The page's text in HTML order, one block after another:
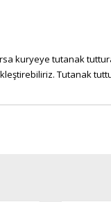
kuryeye tutanak
Tutanak